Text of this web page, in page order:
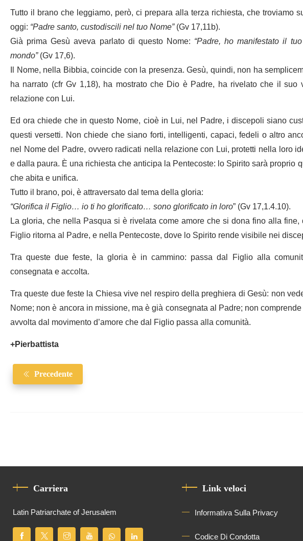
Tutto il brano che leggiamo, però, ci prepara alla terza richiesta, che troviamo
oggi:“Padre santo, custodiscili nel tuo Nome”(Gv 17,11b).
Già prima Gesù aveva parlato di questo Nome: “Padre, ho manifestato il
mondo”(Gv 17,6).
Il Nome, nella Bibbia, coincide con la presenza. Gesù, quindi, non ha
ha narrato (cfr Gv 1,18), ha mostrato che Dio è Padre, ha rivelato che il
relazione con Lui.
Ed ora chiede che in questo Nome, cioè in Lui, nel Padre, i discepoli siano
questi versetti. Non chiede che siano forti, intelligenti, capaci, fedeli o altro
nel Nome del Padre, ovvero radicati nella relazione con Lui, protetti nella loro
e dalla paura. È una richiesta che anticipa la Pentecoste: lo Spirito sarà proprio
che abita e unifica.
Tutto il brano, poi, è attraversato dal tema della gloria:
“Glorifica il Figlio… io ti ho glorificato… sono glorificato in loro” (Gv 17,1.4.10).
La gloria, che nella Pasqua si è rivelata come amore che si dona fino alla
Figlio ritorna al Padre, e nella Pentecoste, dove lo Spirito rende visibile nei
Tra queste due feste, la gloria è in cammino: passa dal Figlio alla
consegnata e accolta.
Tra queste due feste la Chiesa vive nel respiro della preghiera di Gesù: non
Nome; non è ancora in missione, ma è già consegnata al Padre; non
avvolta dal movimento d’amore che dal Figlio passa alla comunità.
+Pierbattista
Precedente
Carriera
Latin Patriarchate of Jerusalem
Link veloci
Informativa Sulla Privacy
Codice Di Condotta